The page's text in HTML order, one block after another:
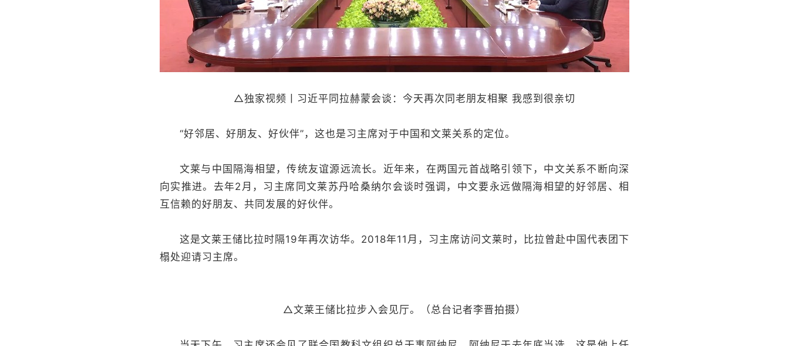
△独家视频丨习近平同拉赫蒙会谈：今天再次同老朋友相聚 我感到很亲切
“好邻居、好朋友、好伙伴”，这也是习主席对于中国和文莱关系的定位。
文莱与中国隔海相望，传统友谊源远流长。近年来，在两国元首战略引领下，中文关系不断向深
向实推进。去年2月，习主席同文莱苏丹哈桑纳尔会谈时强调，中文要永远做隔海相望的好邻居、相
互信赖的好朋友、共同发展的好伙伴。
这是文莱王储比拉时隔19年再次访华。2018年11月，习主席访问文莱时，比拉曾赴中国代表团下
榻处迎请习主席。
△文莱王储比拉步入会见厅。（总台记者李晋拍摄）